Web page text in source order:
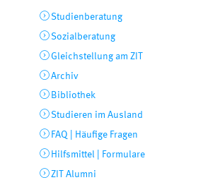
Studienberatung
Sozialberatung
Gleichstellung am ZIT
Archiv
Bibliothek
Studieren im Ausland
FAQ | Häufige Fragen
Hilfsmittel | Formulare
ZIT Alumni